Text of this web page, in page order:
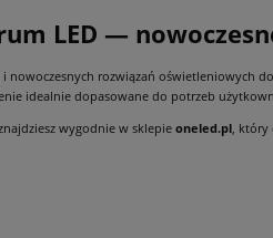
LED —
i nowoczesnych rozwiązań
idealnie dopasowane do potrzeb
wygodnie w sklepie oneled.pl, który